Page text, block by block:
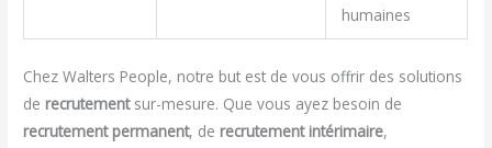
humaines
Chez Walters People, notre but est de vous offrir des solutions
de recrutementsur-mesure. Que vous ayez besoin de
recrutement permanent, de recrutement intérimaire,